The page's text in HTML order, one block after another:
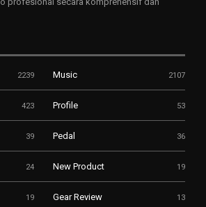
2239 Music 2107
423 Profile 53
39 Pedal 36
24 New Product 19
19 Gear Review 13